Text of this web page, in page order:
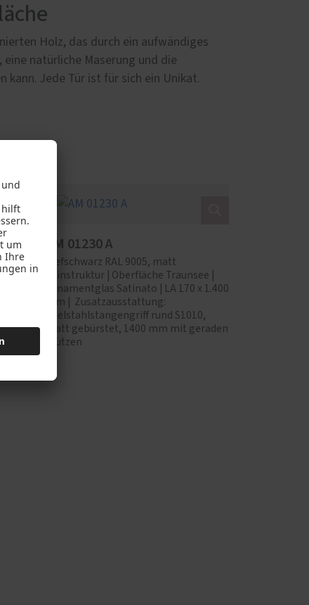
Holz, das durch ein aufwändiges
natürliche Maserung und die
Jede Tür ist für sich ein Unikat.
|
AM 01230 A
Tiefschwarz RAL 9005, matt
Feinstruktur | Oberfläche Traunsee |
Ornamentglas Satinato | LA 170 x 1.400
mm | Zusatzausstattung:
Edelstahlstangengriff rund S1010,
matt gebürstet, 1400 mm mit geraden
Stützen